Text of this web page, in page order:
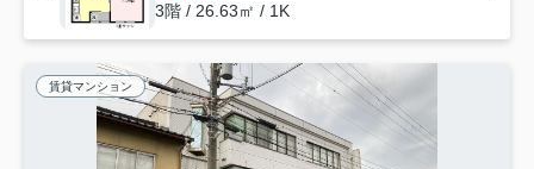
3階 / 26.63㎡ / 1K
賃貸マンション